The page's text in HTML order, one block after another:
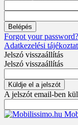
Forgot your
Adatkezelési
Jelszó visszaállítás
Jelszó visszaállítás
A jelszót email-ben